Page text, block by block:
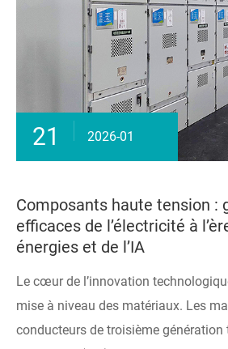
21 2026-01
Composants haute tension :
efficaces de l’électricité à
énergies et de l’IA
Le cœur de l’innovation
mise à niveau des matériaux. Les
conducteurs de troisième génération